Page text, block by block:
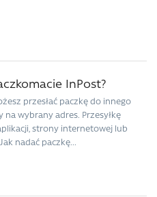
InPost?
przesłać paczkę do innego
wybrany adres. Przesyłkę
strony internetowej lub
nadać paczkę...